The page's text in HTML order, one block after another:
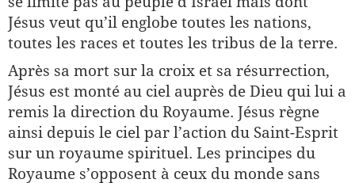
Jésus veut qu’il englobe toutes les nations,
toutes les races et toutes les tribus de la terre.
Après sa mort sur la croix et sa résurrection,
Jésus est monté au ciel auprès de Dieu qui lui a
remis la direction du Royaume. Jésus règne
ainsi depuis le ciel par l’action du Saint-Esprit
sur un royaume spirituel. Les principes du
Royaume s’opposent à ceux du monde sans